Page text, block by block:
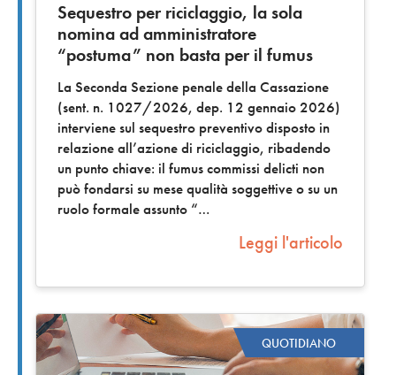
Sequestro per riciclaggio, la sola
nomina ad amministratore
“postuma” non basta per il fumus
La Seconda Sezione penale della Cassazione
(sent. n. 1027/2026, dep. 12 gennaio 2026)
interviene sul sequestro preventivo disposto in
relazione all’azione di riciclaggio, ribadendo
un punto chiave: il fumus commissi delicti non
può fondarsi su mese qualità soggettive o su un
ruolo formale assunto “
Leggi l'articolo
QUOTIDIANO